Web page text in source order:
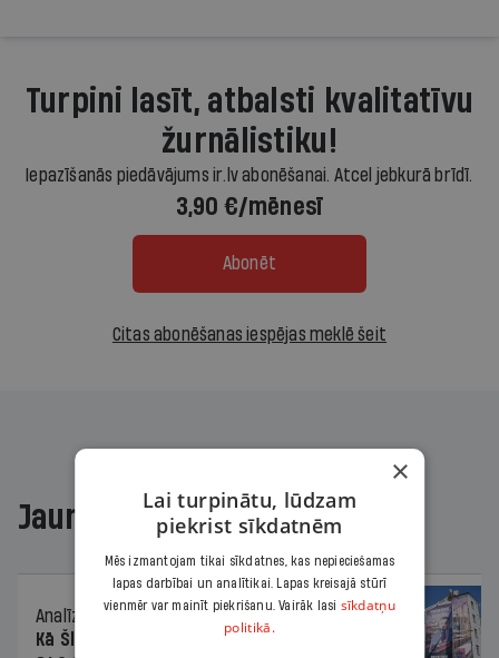
Turpini lasīt, atbalsti kvalitatīvu
žurnālistiku!
Iepazīšanās piedāvājums ir.lv abonēšanai. Atcel jebkurā brīdī.
3,90 €/mēnesī
Abonēt
Citas abonēšanas iespējas meklē šeit
Jaunākajā žurnālā
Analīze
06.08.2026.
Kā Šlesera partija palika nesodīta par
×
Lai turpinātu, lūdzam
piekrist sīkdatnēm
Mēs izmantojam tikai sīkdatnes, kas nepieciešamas
lapas darbībai un analītikai. Lapas kreisajā stūrī
vienmēr var mainīt piekrišanu. Vairāk lasi sīkdatņu
politikā.